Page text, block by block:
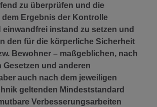
zu überprüfen und die
dem Ergebnis der Kontrolle
instand zu setzen und
den für die körperliche Sicherheit
Bewohner – maßgeblichen, nach
und anderen
auch nach dem jeweiligen
geltenden Mindeststandard
Verbesserungsarbeiten